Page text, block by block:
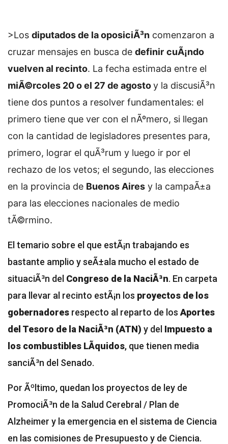
>Los diputados de la oposiciÃ³n comenzaron a
cruzar mensajes en busca de definir cuÃ¡ndo
vuelven al recinto. La fecha estimada entre el
miÃ©rcoles 20 o el 27 de agostoy la discusiÃ³n
tiene dos puntos a resolver fundamentales: el
primero tiene que ver con el nÃºmero, si llegan
con la cantidad de legisladores presentes para,
primero, lograr el quÃ³rum y luego ir por el
rechazo de los vetos; el segundo, las elecciones
en la provincia de Buenos Aires y la campaÃ±a
para las elecciones nacionales de medio
tÃ©rmino.
El temario sobre el que estÃ¡n trabajando es
bastante amplio y seÃ±ala mucho el estado de
situaciÃ³n del Congreso de la NaciÃ³n. En carpeta
para llevar al recinto estÃ¡n los proyectos de los
gobernadores respecto al reparto de los Aportes
del Tesoro de la NaciÃ³n (ATN) y del Impuesto a
los combustibles LÃ­quidos, que tienen media
sanciÃ³n del Senado.
Por Ãºltimo, quedan los proyectos de ley de
PromociÃ³n de la Salud Cerebral / Plan de
Alzheimer y la emergencia en el sistema de Ciencia
en las comisiones de Presupuesto y de Ciencia.